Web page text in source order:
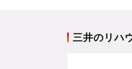
三井のリハ